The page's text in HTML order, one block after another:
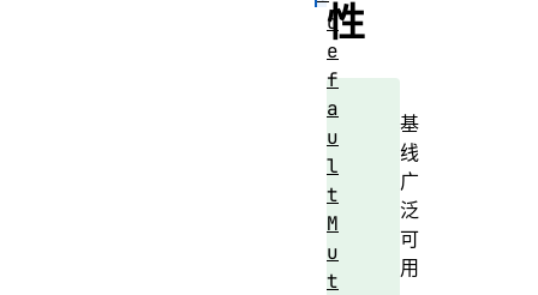
性
基
线
广
泛
可
用
d
e
f
a
u
l
t
M
u
t